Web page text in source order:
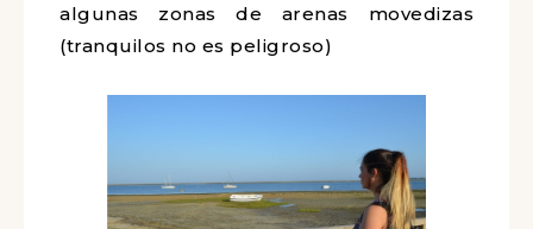
por Portugal en autocaravana
necesitábamos buscar una zona para
Parque Natural da Ria Formosa
paramos en esta playa tan peculiar con
algunas zonas de arenas movedizas